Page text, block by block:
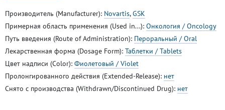
Производитель (Manufacturer): Novartis,GSK
Примерная область применения (Used in...): Онкология / Oncology
Путь введения (Route of Administration): Пероральный / Oral
Лекарственная форма (Dosage Form): Таблетки / Tablets
Цвет надписи (Color): Фиолетовый / Violet
Пролонгированного действия (Extended-Release): нет
Снято с производства (Withdrawn/Discontinued Drug): нет